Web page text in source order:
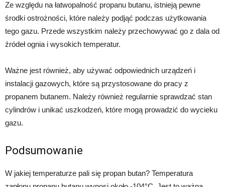
Ze względu na łatwopalność propanu butanu, istnieją pewne
środki ostrożności, które należy podjąć podczas użytkowania
tego gazu. Przede wszystkim należy przechowywać go z dala od
źródeł ognia i wysokich temperatur.
Ważne jest również, aby używać odpowiednich urządzeń i
instalacji gazowych, które są przystosowane do pracy z
propanem butanem. Należy również regularnie sprawdzać stan
cylindrów i unikać uszkodzeń, które mogą prowadzić do wycieku
gazu.
Podsumowanie
W jakiej temperaturze pali się propan butan? Temperatura